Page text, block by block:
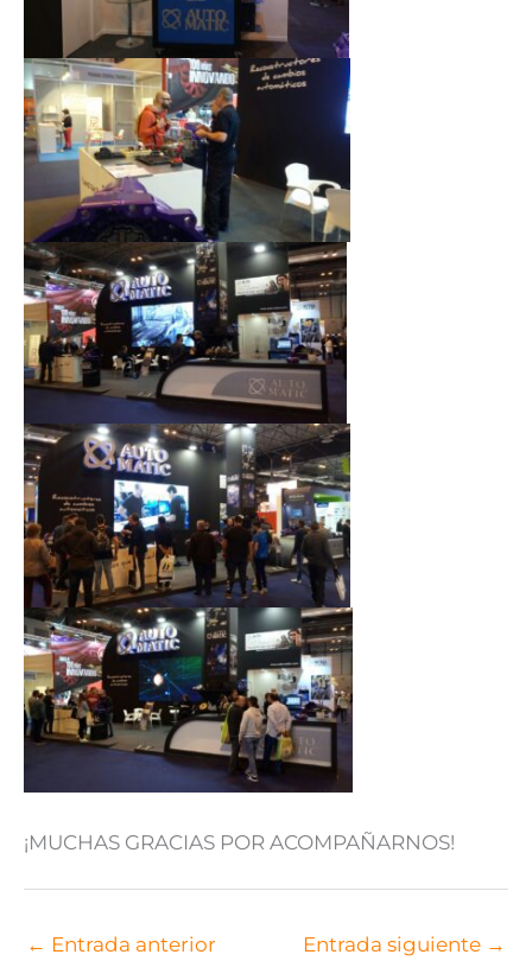
¡MUCHAS GRACIAS POR ACOMPAÑARNOS!
← Entrada anterior Entrada siguiente →